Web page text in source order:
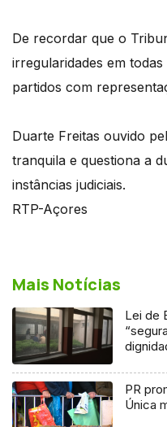
De recordar que o
irregularidades em
partidos com
Duarte Freitas ouvido
tranquila e questiona a
instâncias judiciais.
RTP-Açores
Mais Notícias
Lei de
PR
Única